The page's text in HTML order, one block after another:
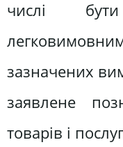
числі
зазначених
заявлене
товарів і